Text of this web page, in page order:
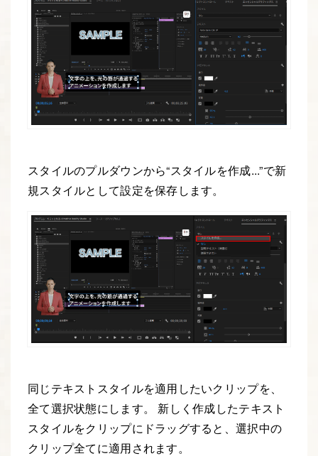
スタイルのプルダウンから“スタイルを作成...”で新
規スタイルとして設定を保存します。
同じテキストスタイルを適用したいクリップを、
全て選択状態にします。 新しく作成したテキスト
スタイルをクリップにドラッグすると、選択中の
クリップ全てに適用されます。